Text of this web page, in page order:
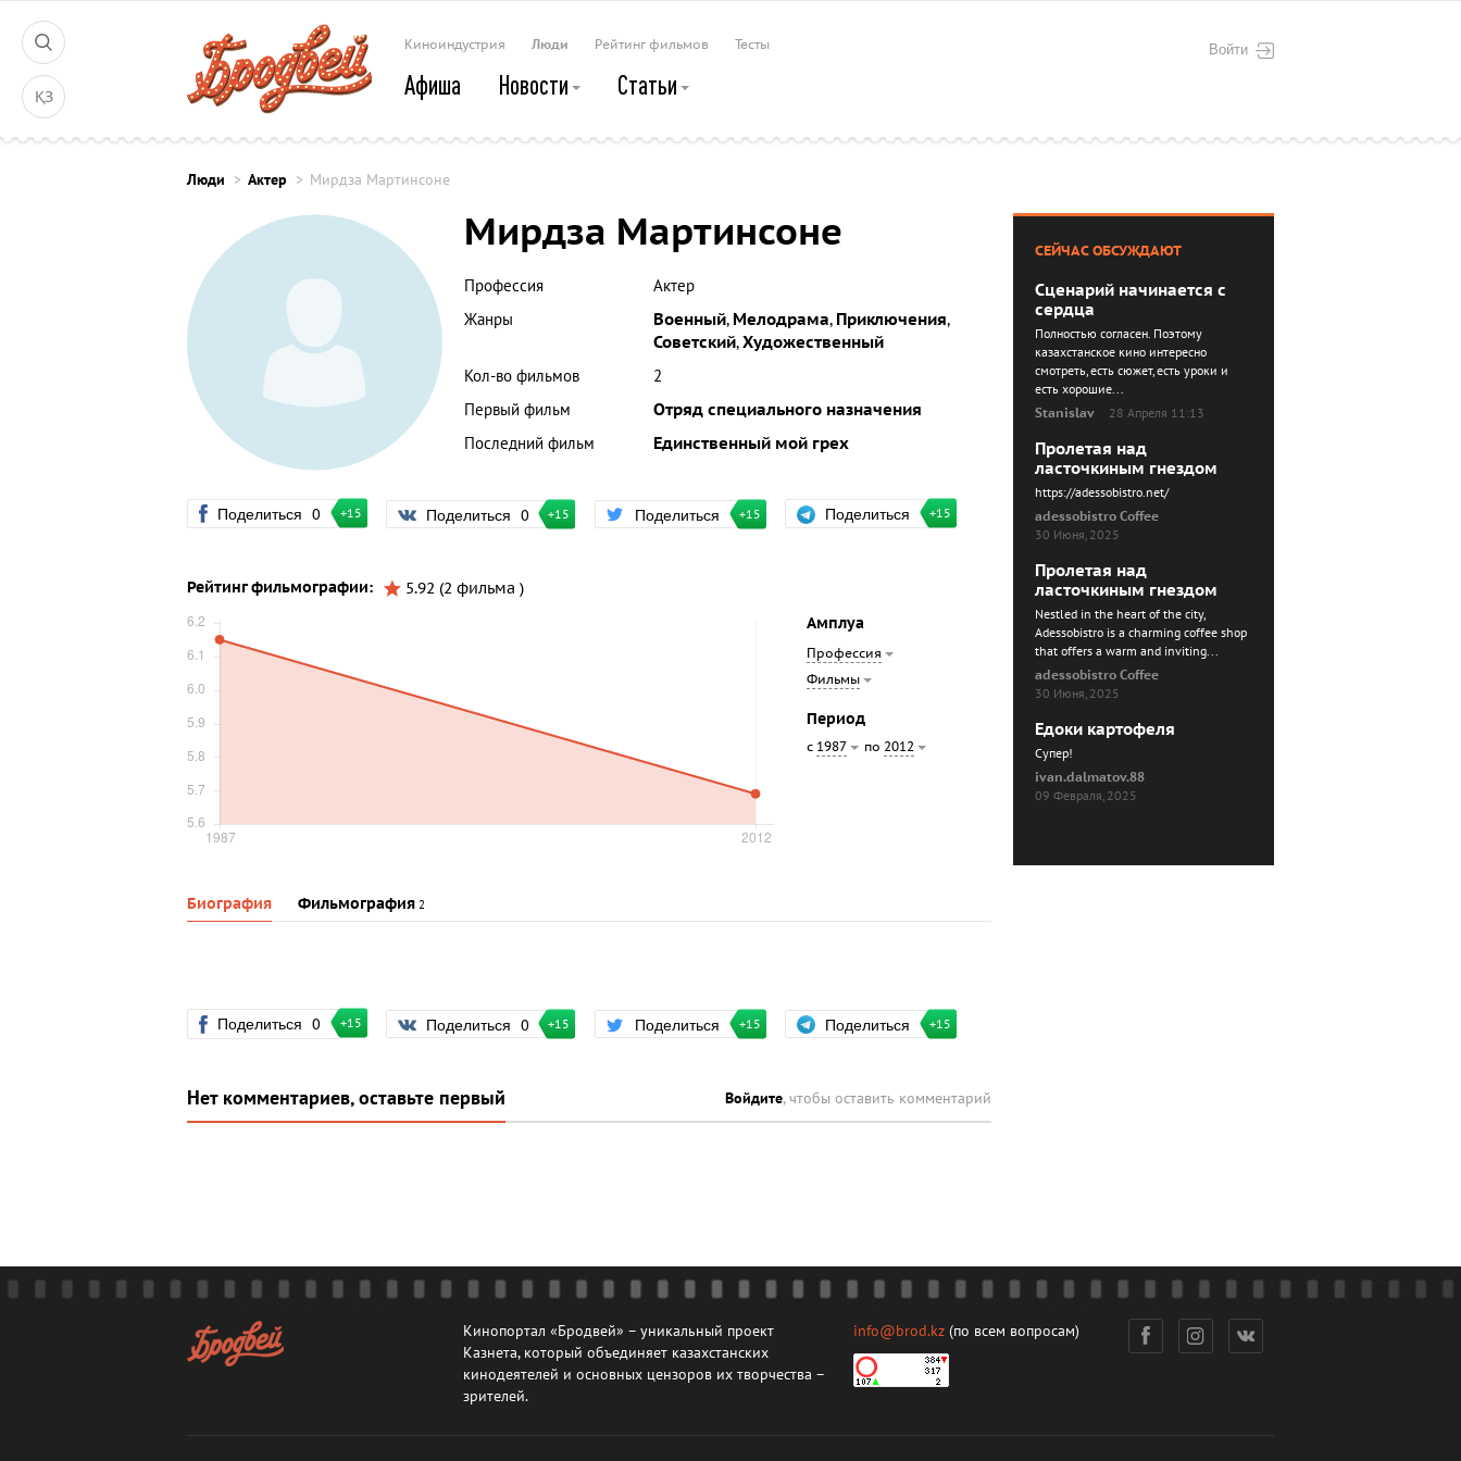
ҚЗ
Войти
Киноиндустрия Люди Рейтинг фильмов Тесты
Афиша Новости Статьи
Люди Актер Мирдза Мартинсоне
Мирдза Мартинсоне
Профессия
Актер
Жанры
Военный, Мелодрама, Приключения,
Советский,Художественный
Кол-во фильмов
2
Первый фильм
Отряд специального назначения
Последний фильм
Единственный мой грех
Поделиться 0 +15 Поделиться 0 +15 Поделиться +15 Поделиться +15
Рейтинг фильмографии:
5.92 (2 фильма )
Амплуа
Профессия
Фильмы
Период
с 1987 по 2012
Биография Фильмография 2
Поделиться 0 +15 Поделиться 0 +15 Поделиться +15 Поделиться +15
Нет комментариев, оставьте первый Войдите, чтобы оставить комментарий
СЕЙЧАС ОБСУЖДАЮТ
Сценарий начинается с
сердца
Полностью согласен. Поэтому
казахстанское кино интересно
смотреть, есть сюжет, есть уроки и
есть хорошие...
Stanislav
28 Апреля 11:13
Пролетая над
ласточкиным гнездом
https://adessobistro.net/
adessobistro Coffee
30 Июня, 2025
Пролетая над
ласточкиным гнездом
Nestled in the heart of the city,
Adessobistro is a charming coffee shop
that offers a warm and inviting...
adessobistro Coffee
30 Июня, 2025
Едоки картофеля
Cупер!
ivan.dalmatov.88
09 Февраля, 2025
Кинопортал «Бродвей» – уникальный проект
Казнета, который объединяет казахстанских
кинодеятелей и основных цензоров их творчества –
зрителей.
info@brod.kz (по всем вопросам)